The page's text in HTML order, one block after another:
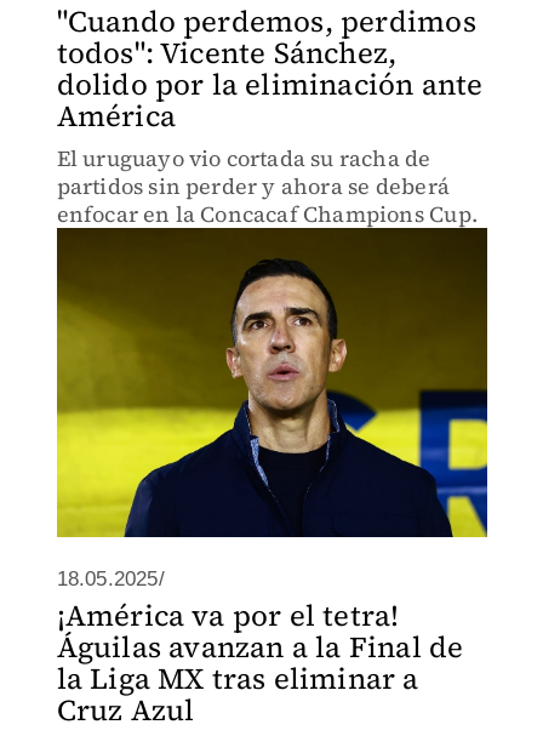
"Cuando perdemos, perdimos
todos": Vicente Sánchez,
dolido por la eliminación ante
América
El uruguayo vio cortada su racha de
partidos sin perder y ahora se deberá
enfocar en la Concacaf Champions Cup.
18.05.2025/
¡América va por el tetra!
Águilas avanzan a la Final de
la Liga MX tras eliminar a
Cruz Azul